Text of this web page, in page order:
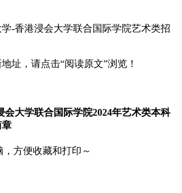
址，请点击“阅读原文”浏览！
会大学联合国际学院2024年艺术类本科
章
，方便收藏和打印～